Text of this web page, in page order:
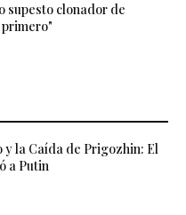
supesto clonador de
y la Caída de Prigozhin: El
a Putin